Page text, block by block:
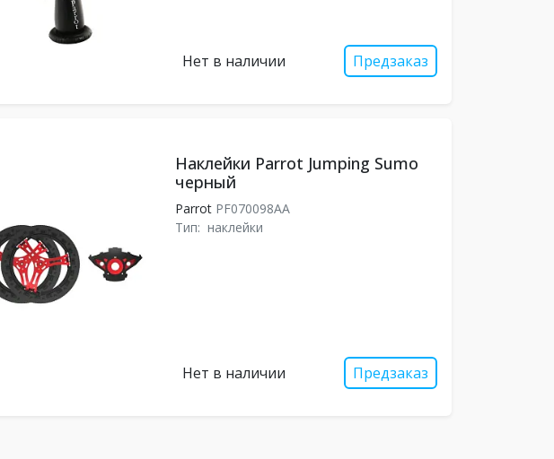
Нет в наличии Предзаказ
Наклейки Parrot Jumping Sumo
черный
ParrotPF070098AA
Тип: наклейки
Нет в наличии Предзаказ